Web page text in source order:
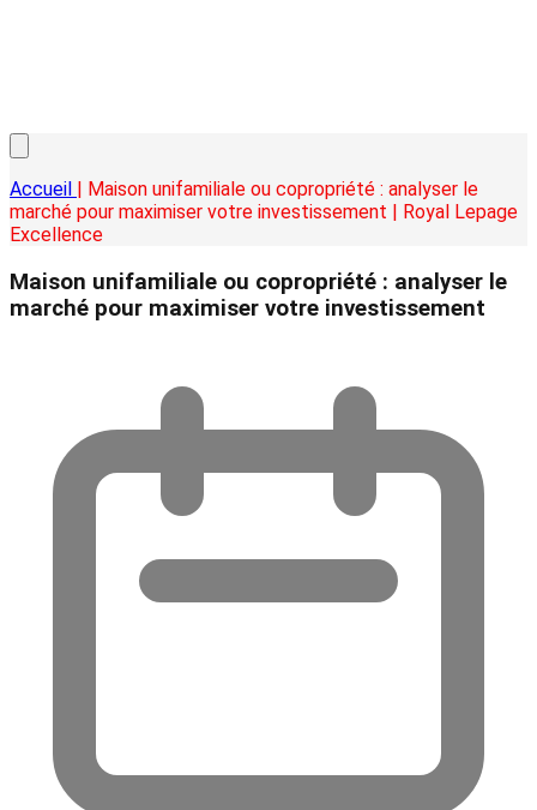
Accueil | Maison unifamiliale ou copropriété : analyser le
marché pour maximiser votre investissement | Royal Lepage
Excellence
Maison unifamiliale ou copropriété : analyser le
marché pour maximiser votre investissement